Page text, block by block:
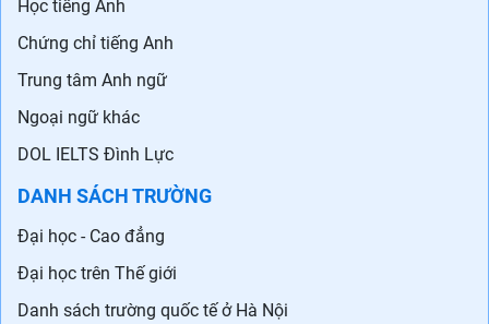
Học tiếng Anh
Chứng chỉ tiếng Anh
Trung tâm Anh ngữ
Ngoại ngữ khác
DOL IELTS Đình Lực
DANH SÁCH TRƯỜNG
Đại học - Cao đẳng
Đại học trên Thế giới
Danh sách trường quốc tế ở Hà Nội